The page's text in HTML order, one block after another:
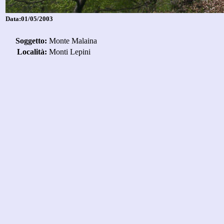
Data:01/05/2003
Soggetto: Monte Malaina
Località: Monti Lepini